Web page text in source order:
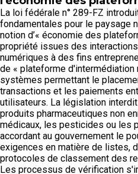
La loi fédérale n° 289-FZ
fondamentales pour le paysage
notion d’« économie des
propriété issues des
numériques à des fins
de « plateforme d'intermédiation
systèmes permettant le
transactions et les paiements
utilisateurs. La législation
produits pharmaceutiques non
médicaux, les pesticides ou les
accordant au gouvernement le
exigences en matière de listes,
protocoles de classement des
Les processus de vérification